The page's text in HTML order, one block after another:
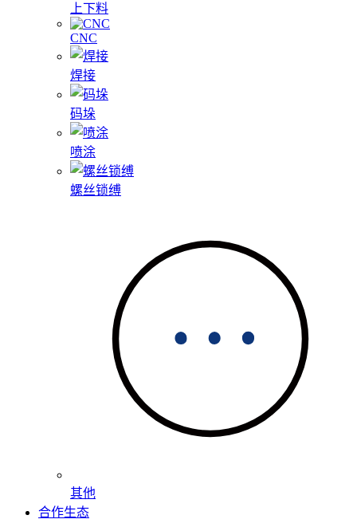
上下料
CNC
焊接
码垛
喷涂
螺丝锁缚
其他
合作生态